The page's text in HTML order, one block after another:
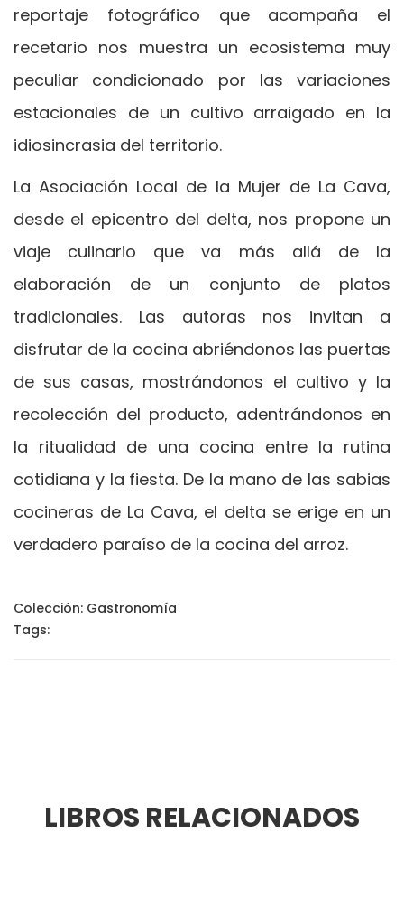
reportaje fotográfico que acompaña el
recetario nos muestra un ecosistema muy
peculiar condicionado por las variaciones
estacionales de un cultivo arraigado en la
idiosincrasia del territorio.
La Asociación Local de la Mujer de La Cava,
desde el epicentro del delta, nos propone un
viaje culinario que va más allá de la
elaboración de un conjunto de platos
tradicionales. Las autoras nos invitan a
disfrutar de la cocina abriéndonos las puertas
de sus casas, mostrándonos el cultivo y la
recolección del producto, adentrándonos en
la ritualidad de una cocina entre la rutina
cotidiana y la fiesta. De la mano de las sabias
cocineras de La Cava, el delta se erige en un
verdadero paraíso de la cocina del arroz.
Colección: Gastronomía
Tags:
LIBROS RELACIONADOS